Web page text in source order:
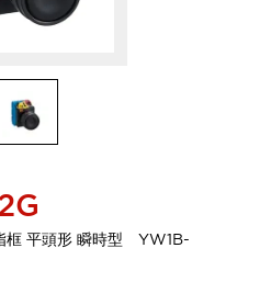
框 平頭形 瞬時型 YW1B-